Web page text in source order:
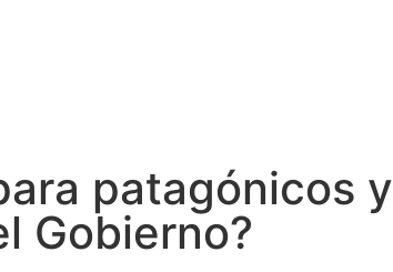
patagónicos y
Gobierno?